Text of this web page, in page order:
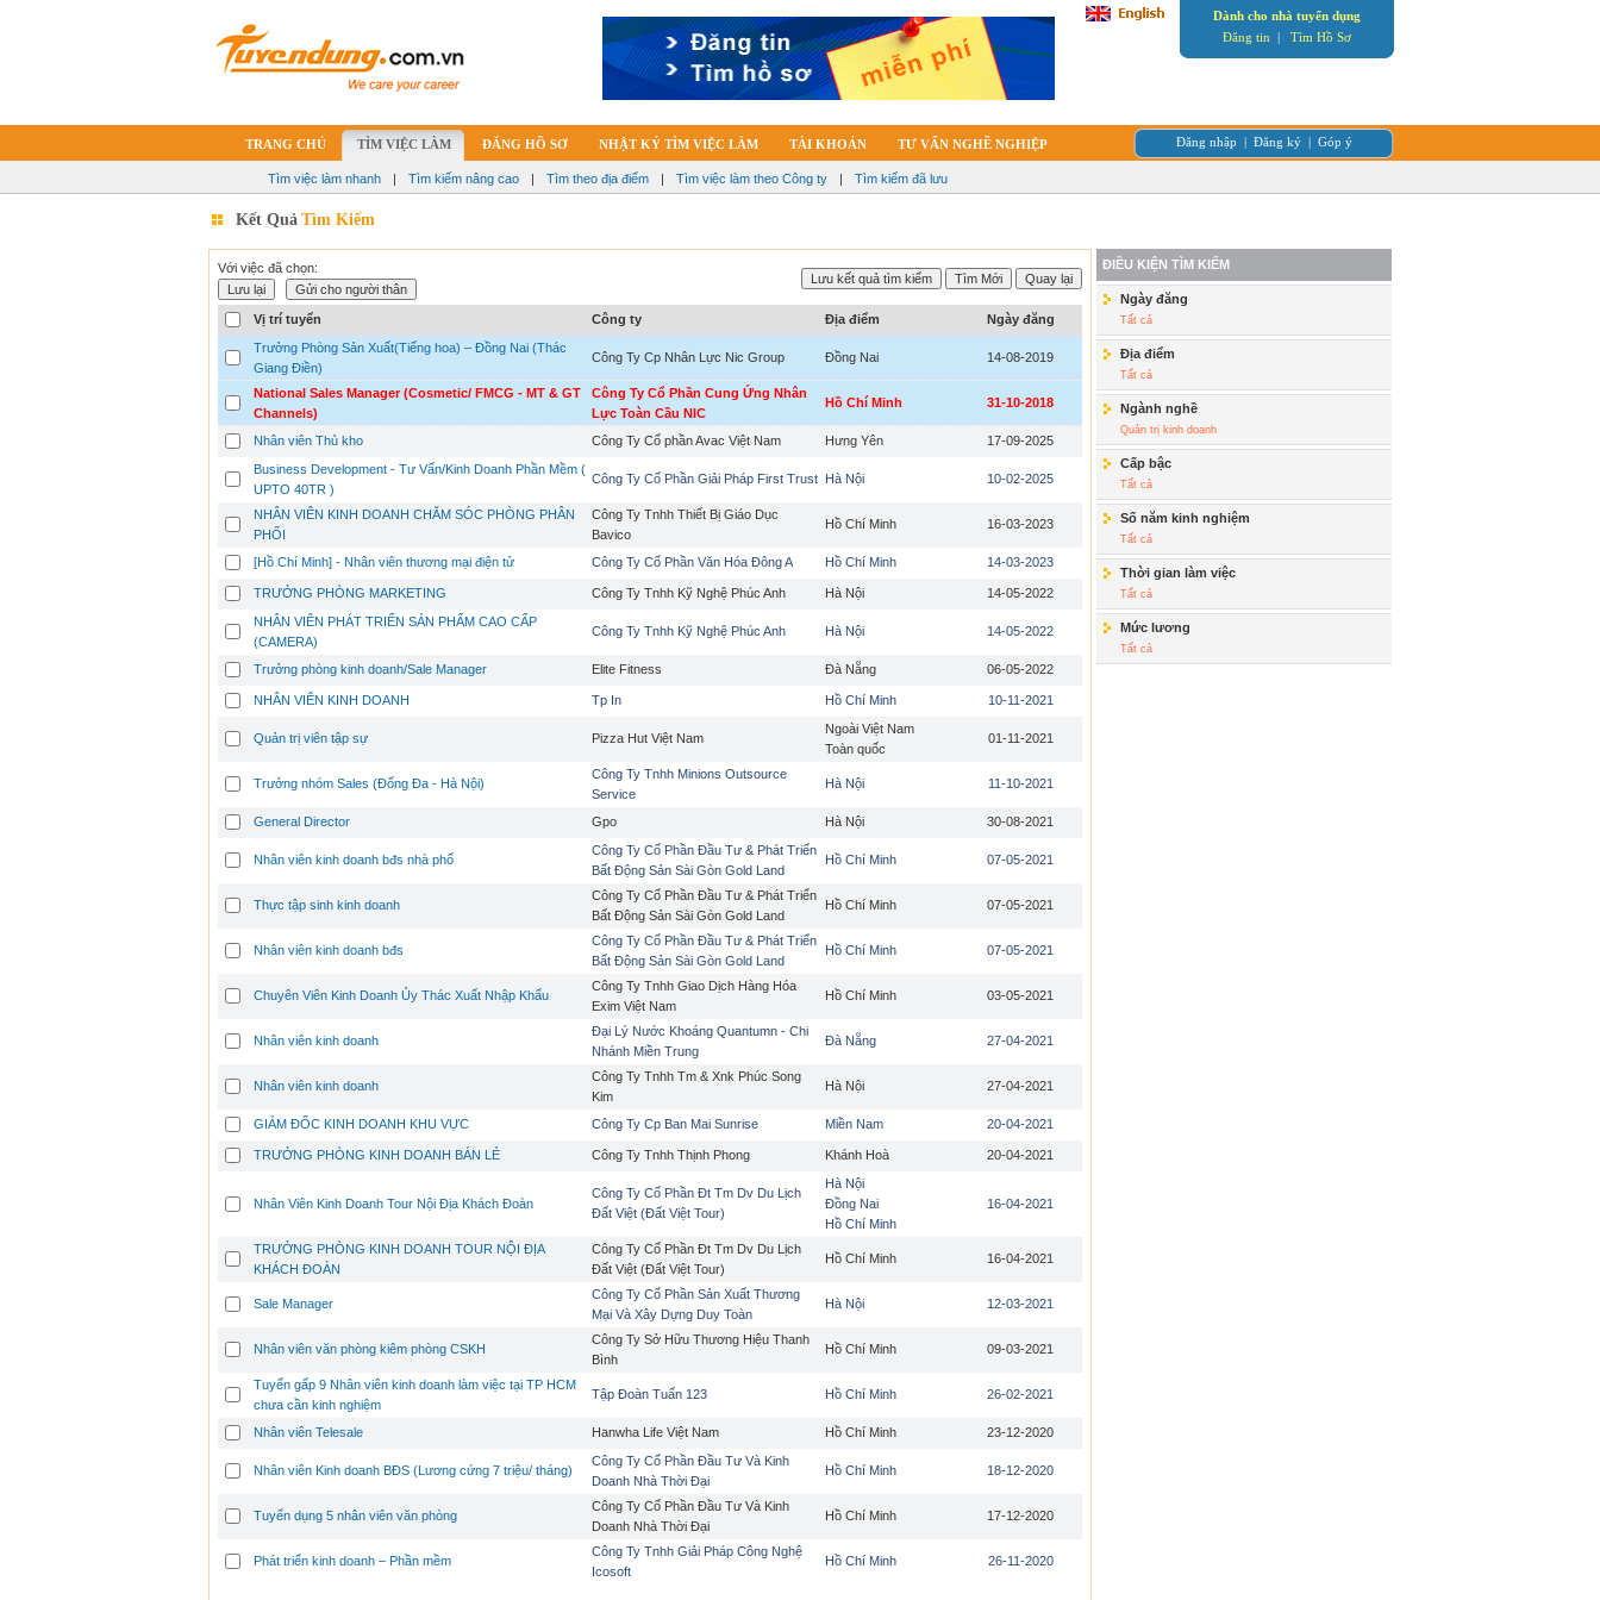
Dành cho nhà tuyển dụng
Đăng tin | Tìm Hồ Sơ
TRANG CHỦ TÌM VIỆC LÀM ĐĂNG HỒ SƠ NHẬT KÝ TÌM VIỆC LÀM TÀI KHOẢN TƯ VẤN NGHỀ NGHIỆP Đăng nhập | Đăng ký | Góp ý
Tìm việc làm nhanh | Tìm kiếm nâng cao | Tìm theo địa điểm | Tìm việc làm theo Công ty | Tìm kiếm đã lưu
Kết Quả Tìm Kiếm
Với việc đã chọn:
Vị trí tuyển Công ty Địa điểm
Ngày đăng
Trưởng Phòng Sản Xuất(Tiếng hoa) – Đồng Nai (Thác
Giang Điền)
Công Ty Cp Nhân Lực Nic Group Đồng Nai 14-08-2019
National Sales Manager (Cosmetic/ FMCG - MT & GT
Channels)
Công Ty Cổ Phần Cung Ứng Nhân
Lực Toàn Cầu NIC
Hồ Chí Minh 31-10-2018
Nhân viên Thủ kho Công Ty Cổ phần Avac Việt Nam Hưng Yên
17-09-2025
Business Development - Tư Vấn/Kinh Doanh Phần Mềm (
UPTO 40TR )
Công Ty Cổ Phần Giải Pháp First Trust Hà Nội 10-02-2025
NHÂN VIÊN KINH DOANH CHĂM SÓC PHÒNG PHÂN
PHỐI
Công Ty Tnhh Thiết Bị Giáo Dục
Bavico
Hồ Chí Minh 16-03-2023
[Hồ Chí Minh] - Nhân viên thương mại điện tử Công Ty Cổ Phần Văn Hóa Đông A Hồ Chí Minh 14-03-2023
TRƯỞNG PHÒNG MARKETING Công Ty Tnhh Kỹ Nghệ Phúc Anh Hà Nội
14-05-2022
NHÂN VIÊN PHÁT TRIỂN SẢN PHẨM CAO CẤP
(CAMERA)
Công Ty Tnhh Kỹ Nghệ Phúc Anh Hà Nội 14-05-2022
Trưởng phòng kinh doanh/Sale Manager Elite Fitness Đà Nẵng 06-05-2022
NHÂN VIÊN KINH DOANH Tp In Hồ Chí Minh 10-11-2021
Quản trị viên tập sự Pizza Hut Việt Nam
Ngoài Việt Nam
Toàn quốc
01-11-2021
Trưởng nhóm Sales (Đống Đa - Hà Nội)
Công Ty Tnhh Minions Outsource
Service
Hà Nội 11-10-2021
General Director Gpo Hà Nội 30-08-2021
Nhân viên kinh doanh bđs nhà phố
Công Ty Cổ Phần Đầu Tư & Phát Triển
Bất Động Sản Sài Gòn Gold Land
Hồ Chí Minh 07-05-2021
Thực tập sinh kinh doanh
Công Ty Cổ Phần Đầu Tư & Phát Triển
Bất Động Sản Sài Gòn Gold Land
Hồ Chí Minh 07-05-2021
Nhân viên kinh doanh bđs
Công Ty Cổ Phần Đầu Tư & Phát Triển
Bất Động Sản Sài Gòn Gold Land
Hồ Chí Minh 07-05-2021
Chuyên Viên Kinh Doanh Ủy Thác Xuất Nhập Khẩu
Công Ty Tnhh Giao Dịch Hàng Hóa
Exim Việt Nam
Hồ Chí Minh 03-05-2021
Nhân viên kinh doanh
Đại Lý Nước Khoáng Quantumn - Chi
Nhánh Miền Trung
Đà Nẵng 27-04-2021
Nhân viên kinh doanh
Công Ty Tnhh Tm & Xnk Phúc Song
Kim
Hà Nội 27-04-2021
GIÁM ĐỐC KINH DOANH KHU VỰC Công Ty Cp Ban Mai Sunrise Miền Nam 20-04-2021
TRƯỞNG PHÒNG KINH DOANH BÁN LẺ Công Ty Tnhh Thịnh Phong Khánh Hoà 20-04-2021
Nhân Viên Kinh Doanh Tour Nội Địa Khách Đoàn
Công Ty Cổ Phần Đt Tm Dv Du Lịch
Đất Việt (Đất Việt Tour)
Hà Nội
Đồng Nai
Hồ Chí Minh
16-04-2021
TRƯỞNG PHÒNG KINH DOANH TOUR NỘI ĐỊA
KHÁCH ĐOÀN
Công Ty Cổ Phần Đt Tm Dv Du Lịch
Đất Việt (Đất Việt Tour)
Hồ Chí Minh 16-04-2021
Sale Manager
Công Ty Cổ Phần Sản Xuất Thương
Mại Và Xây Dựng Duy Toàn
Hà Nội 12-03-2021
Nhân viên văn phòng kiêm phòng CSKH
Công Ty Sở Hữu Thương Hiệu Thanh
Bình
Hồ Chí Minh 09-03-2021
Tuyển gấp 9 Nhân viên kinh doanh làm việc tại TP HCM
chưa cần kinh nghiệm
Tập Đoàn Tuấn 123 Hồ Chí Minh 26-02-2021
Nhân viên Telesale Hanwha Life Việt Nam Hồ Chí Minh 23-12-2020
Nhân viên Kinh doanh BĐS (Lương cứng 7 triệu/ tháng)
Công Ty Cổ Phần Đầu Tư Và Kinh
Doanh Nhà Thời Đại
Hồ Chí Minh 18-12-2020
Tuyển dụng 5 nhân viên văn phòng
Công Ty Cổ Phần Đầu Tư Và Kinh
Doanh Nhà Thời Đại
Hồ Chí Minh 17-12-2020
Phát triển kinh doanh – Phần mềm
Công Ty Tnhh Giải Pháp Công Nghệ
Icosoft
Hồ Chí Minh 26-11-2020
ĐIỀU KIỆN TÌM KIẾM
Ngày đăng
Tất cả
Địa điểm
Tất cả
Ngành nghề
Quản trị kinh doanh
Cấp bậc
Tất cả
Số năm kinh nghiệm
Tất cả
Thời gian làm việc
Tất cả
Mức lương
Tất cả